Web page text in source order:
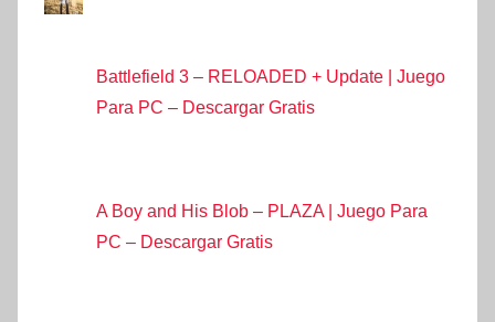
Battlefield 3 – RELOADED + Update | Juego
Para PC – Descargar Gratis
A Boy and His Blob – PLAZA | Juego Para
PC – Descargar Gratis